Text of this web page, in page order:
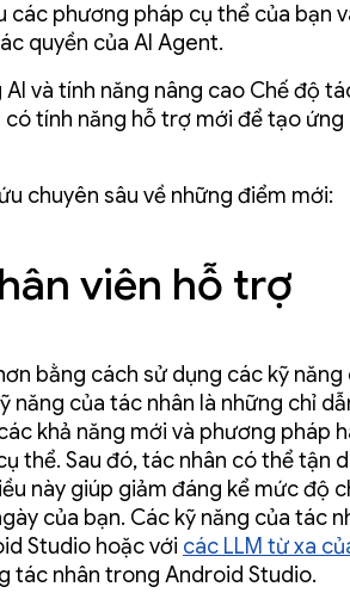
phương pháp cụ thể của bạn
quyền của AI Agent.
và tính năng nâng cao Chế độ
tính năng hỗ trợ mới để tạo ứng
chuyên sâu về những điểm mới:
viên hỗ trợ
bằng cách sử dụng các kỹ
năng của tác nhân là những chỉ
khả năng mới và phương pháp
thể. Sau đó, tác nhân có thể tận
này giúp giảm đáng kể mức độ
của bạn. Các kỹ năng của tác
Studio hoặc với các LLM từ xa
tác nhân trong Android Studio.